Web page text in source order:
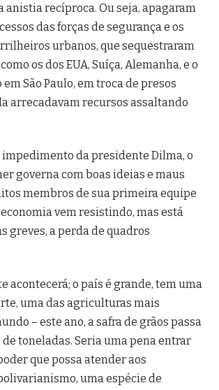
anistia recíproca. Ou seja, apagaram
das forças de segurança e os
urbanos, que sequestraram
os dos EUA, Suíça, Alemanha, e o
em São Paulo, em troca de presos
arrecadavam recursos assaltando
impedimento da presidente Dilma, o
governa com boas ideias e maus
membros de sua primeira equipe
vem resistindo, mas está
greves, a perda de quadros
acontecerá; o país é grande, tem uma
uma das agriculturas mais
– este ano, a safra de grãos passa
toneladas. Seria uma pena entrar
que possa atender aos
uma espécie de